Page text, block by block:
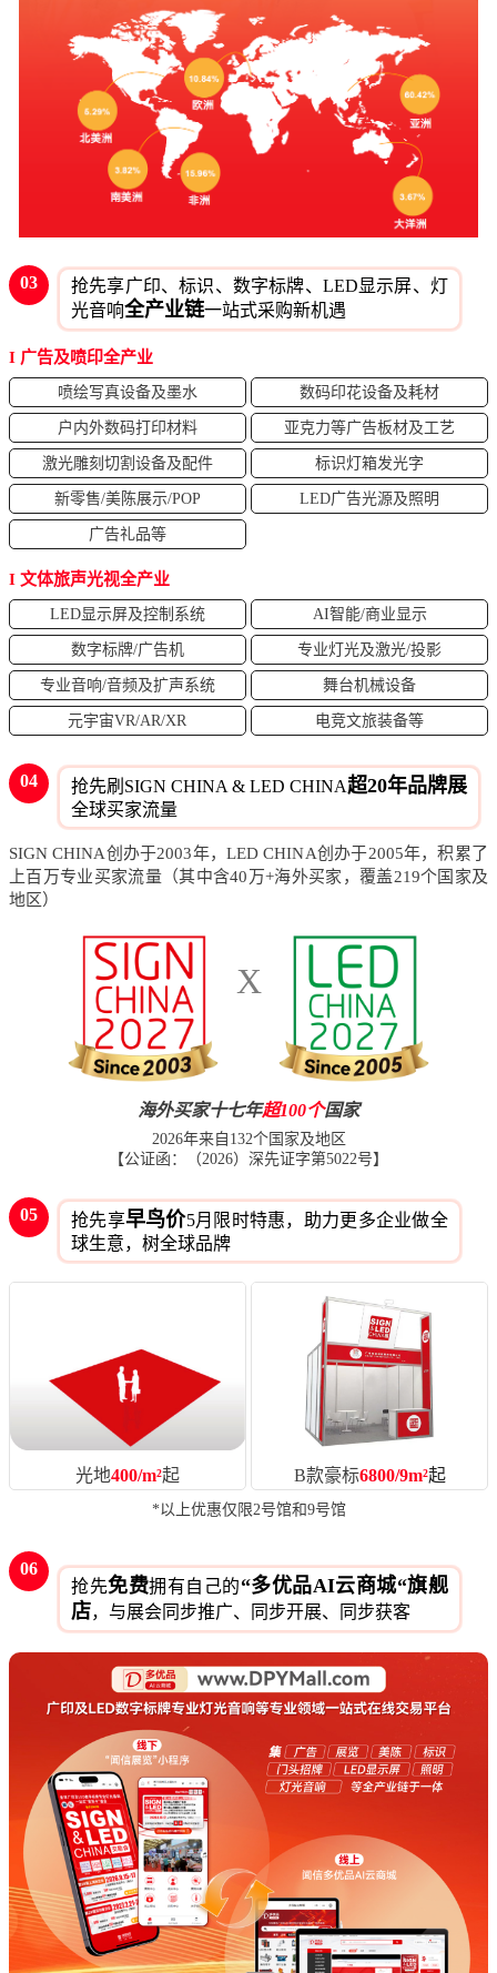
03
抢先享广印、标识、数字标牌、LED显示屏、灯
光音响全产业链一站式采购新机遇
I 广告及喷印全产业
喷绘写真设备及墨水 数码印花设备及耗材
户内外数码打印材料 亚克力等广告板材及工艺
激光雕刻切割设备及配件 标识灯箱发光字
新零售/美陈展示/POP LED广告光源及照明
广告礼品等
I 文体旅声光视全产业
LED显示屏及控制系统 AI智能/商业显示
数字标牌/广告机 专业灯光及激光/投影
专业音响/音频及扩声系统 舞台机械设备
元宇宙VR/AR/XR 电竞文旅装备等
04 抢先刷SIGN CHINA & LED CHINA超20年品牌展
全球买家流量
SIGN CHINA创办于2003年，LED CHINA创办于2005年，积累了
上百万专业买家流量（其中含40万+海外买家，覆盖219个国家及
地区）
X
海外买家十七年超100个国家
2026年来自132个国家及地区
【公证函：（2026）深先证字第5022号】
05 抢先享早鸟价5月限时特惠，助力更多企业做全
球生意，树全球品牌
光地400/m²起 B款豪标6800/9m²起
*以上优惠仅限2号馆和9号馆
06
抢先免费拥有自己的“多优品AI云商城“旗舰
店，与展会同步推广、同步开展、同步获客